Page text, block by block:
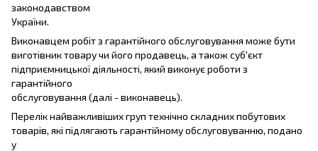
законодавством
України.
Виконавцем робіт з гарантійного обслуговування може бути
виготівник товару чи його продавець, а також суб'єкт
підприємницької діяльності, який виконує роботи з
гарантійного
обслуговування (далі - виконавець).
Перелік найважливіших груп технічно складних побутових
товарів, які підлягають гарантійному обслуговуванню, подано
у